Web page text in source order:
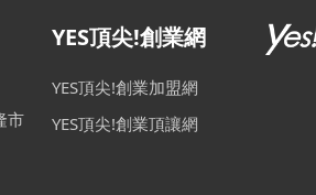
市
YES頂尖!創業網
YES頂尖!創業加盟網
YES頂尖!創業頂讓網